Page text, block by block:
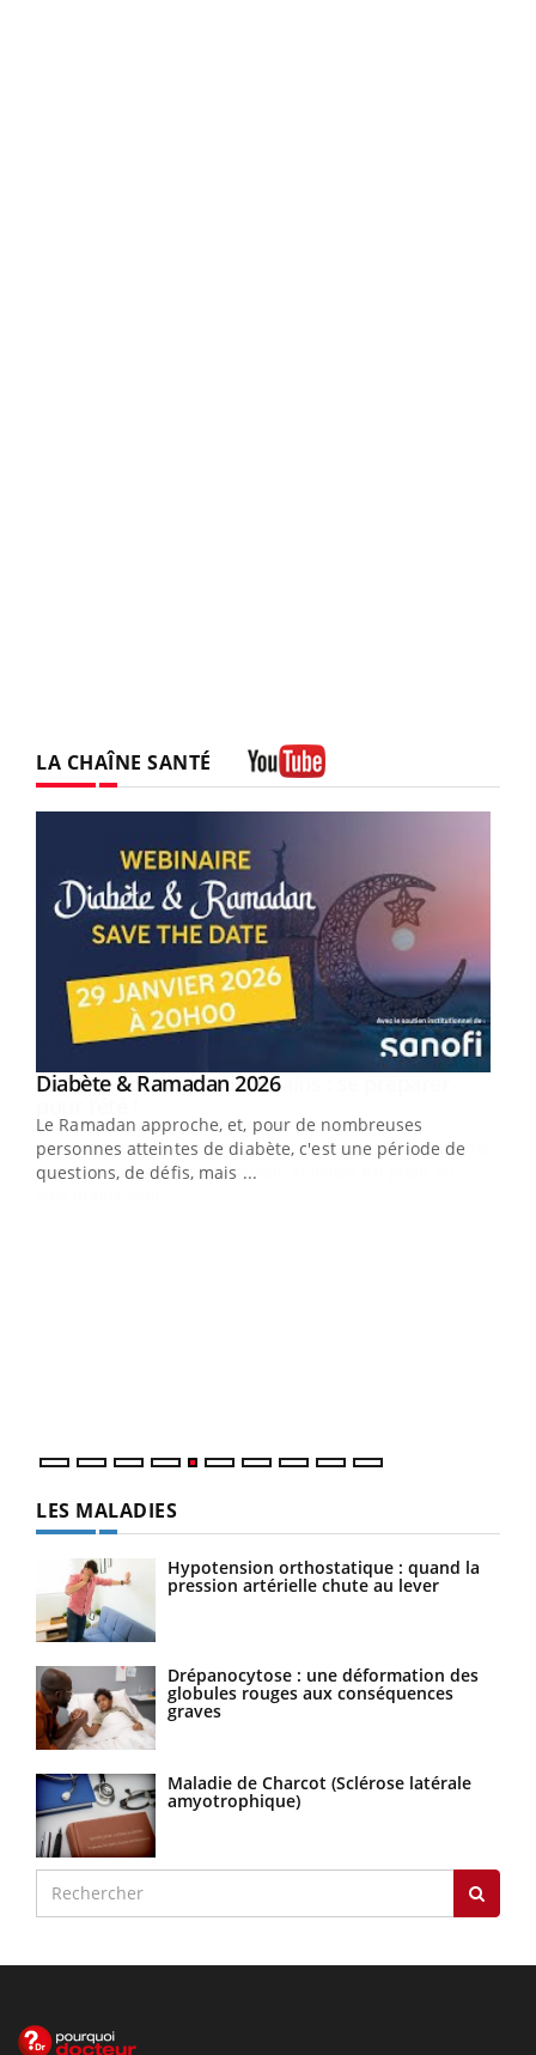
LA CHAÎNE SANTÉ
Youtube
Diabète & Ramadan 2026Youtube
Le Ramadan approche, et, pour de nombreuses
personnes atteintes de diabète, c'est une période de
questions, de défis, mais ...
LES MALADIES
Hypotension orthostatique : quand la
pression artérielle chute au lever
Drépanocytose : une déformation des
globules rouges aux conséquences
graves
Maladie de Charcot (Sclérose latérale
amyotrophique)